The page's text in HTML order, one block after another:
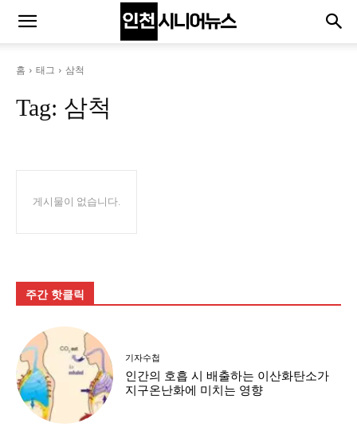
홈 태그 삼척
Tag: 삼척
게시물이 없습니다.
주간 핫클릭
기자수첩
인간의 호흡 시 배출하는 이산화탄소가
지구온난화에 미치는 영향